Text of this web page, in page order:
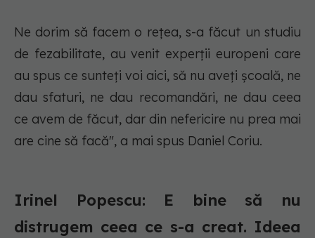
Ne dorim să facem o rețea, s-a făcut un studiu
de fezabilitate, au venit experții europeni care
au spus ce sunteți voi aici, să nu aveți școală, ne
dau sfaturi, ne dau recomandări, ne dau ceea
ce avem de făcut, dar din nefericire nu prea mai
are cine să facă", a mai spus Daniel Coriu.
Irinel Popescu: E bine să nu
distrugem ceea ce s-a creat. Ideea